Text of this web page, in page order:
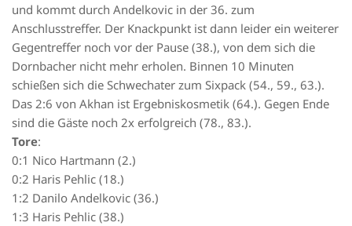
und kommt durch Andelkovic in der 36. zum
Anschlusstreffer. Der Knackpunkt ist dann leider ein weiterer
Gegentreffer noch vor der Pause (38.), von dem sich die
Dornbacher nicht mehr erholen. Binnen 10 Minuten
schießen sich die Schwechater zum Sixpack (54., 59., 63.).
Das 2:6 von Akhan ist Ergebniskosmetik (64.). Gegen Ende
sind die Gäste noch 2x erfolgreich (78., 83.).
Tore:
0:1 Nico Hartmann (2.)
0:2 Haris Pehlic (18.)
1:2 Danilo Andelkovic (36.)
1:3 Haris Pehlic (38.)